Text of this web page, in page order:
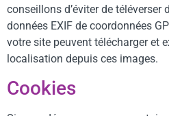
conseillons d’éviter de
données EXIF de coordonnées
votre site peuvent télécharger et
localisation depuis ces images.
Cookies